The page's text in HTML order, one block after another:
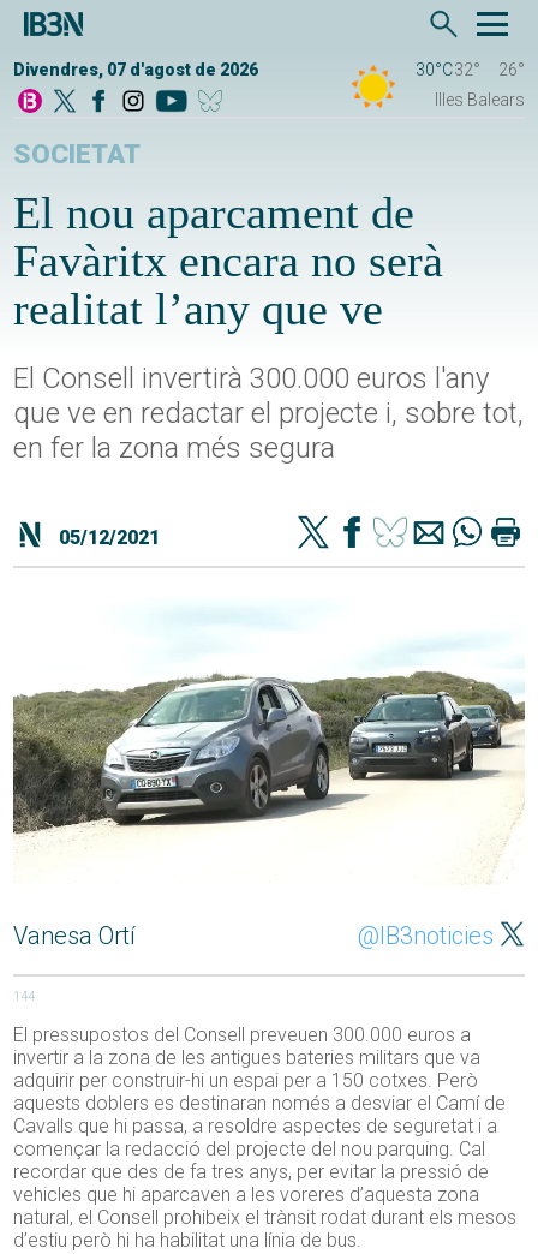
Divendres, 07 d'agost de 2026 30°C32°
26°
Illes Balears
SOCIETAT
El nou aparcament de
Favàritx encara no serà
realitat l’any que ve
El Consell invertirà 300.000 euros l'any
que ve en redactar el projecte i, sobre tot,
en fer la zona més segura
05/12/2021
Vanesa Ortí @IB3noticies
144
El pressupostos del Consell preveuen 300.000 euros a
invertir a la zona de les antigues bateries militars que va
adquirir per construir-hi un espai per a 150 cotxes. Però
aquests doblers es destinaran només a desviar el Camí de
Cavalls que hi passa, a resoldre aspectes de seguretat i a
començar la redacció del projecte del nou parquing. Cal
recordar que des de fa tres anys, per evitar la pressió de
vehicles que hi aparcaven a les voreres d’aquesta zona
natural, el Consell prohibeix el trànsit rodat durant els mesos
d’estiu però hi ha habilitat una línia de bus.